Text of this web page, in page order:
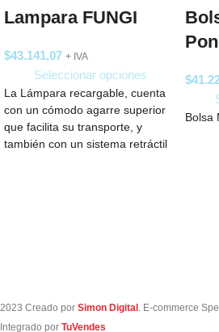
Lampara FUNGI
$43.141,07 + IVA
Seleccionar opciones
La Lámpara recargable, cuenta
con un cómodo agarre superior
que facilita su transporte, y
también con un sistema retráctil
$
Bolsa
2023 Creado por Simon Digital . E-commerce
Integrado por TuVendes